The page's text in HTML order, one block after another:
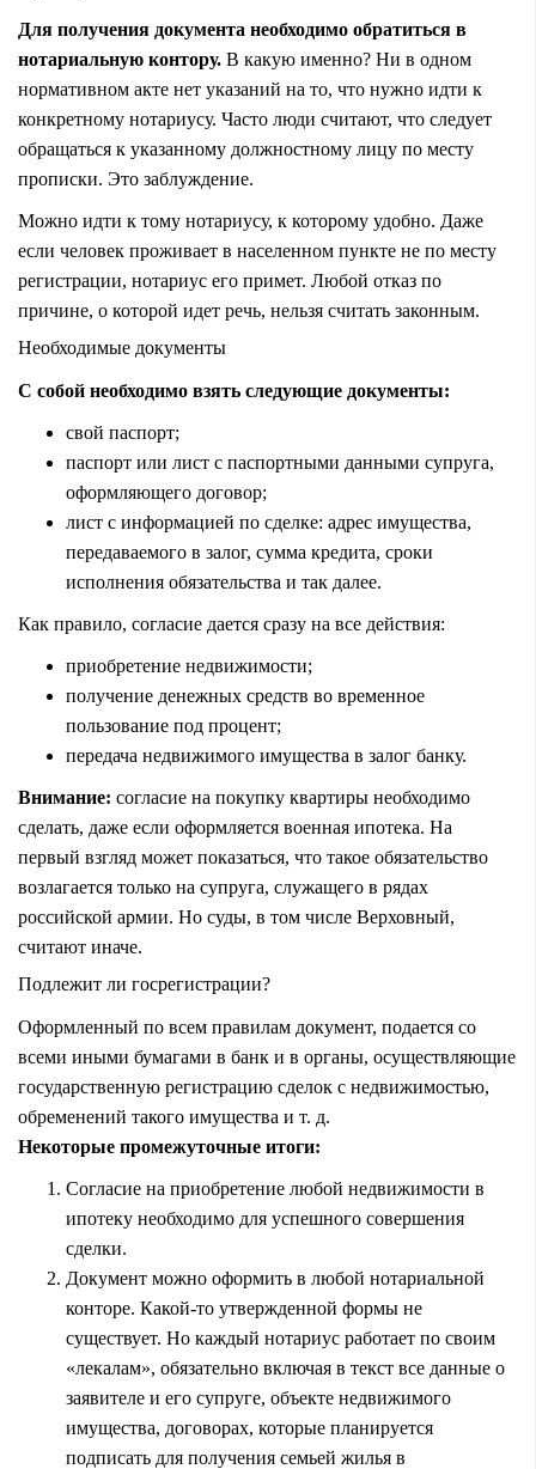
Для получения документа необходимо обратиться в
нотариальную контору. В какую именно? Ни в одном
нормативном акте нет указаний на то, что нужно идти к
конкретному нотариусу. Часто люди считают, что следует
обращаться к указанному должностному лицу по месту
прописки. Это заблуждение.
Можно идти к тому нотариусу, к которому удобно. Даже
если человек проживает в населенном пункте не по месту
регистрации, нотариус его примет. Любой отказ по
причине, о которой идет речь, нельзя считать законным.
Необходимые документы
С собой необходимо взять следующие документы:
свой паспорт;
паспорт или лист с паспортными данными супруга,
оформляющего договор;
лист с информацией по сделке: адрес имущества,
передаваемого в залог, сумма кредита, сроки
исполнения обязательства и так далее.
Как правило, согласие дается сразу на все действия:
приобретение недвижимости;
получение денежных средств во временное
пользование под процент;
передача недвижимого имущества в залог банку.
Внимание: согласие на покупку квартиры необходимо
сделать, даже если оформляется военная ипотека. На
первый взгляд может показаться, что такое обязательство
возлагается только на супруга, служащего в рядах
российской армии. Но суды, в том числе Верховный,
считают иначе.
Подлежит ли госрегистрации?
Оформленный по всем правилам документ, подается со
всеми иными бумагами в банк и в органы, осуществляющие
государственную регистрацию сделок с недвижимостью,
обременений такого имущества и т. д.
Некоторые промежуточные итоги:
Согласие на приобретение любой недвижимости в
ипотеку необходимо для успешного совершения
сделки.
Документ можно оформить в любой нотариальной
конторе. Какой-то утвержденной формы не
существует. Но каждый нотариус работает по своим
«лекалам», обязательно включая в текст все данные о
заявителе и его супруге, объекте недвижимого
имущества, договорах, которые планируется
подписать для получения семьей жилья в